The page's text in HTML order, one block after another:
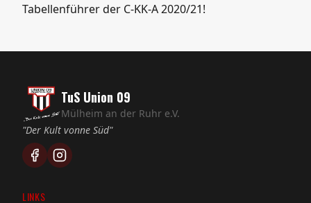
Tabellenführer der C-KK-A 2020/21!
TuS Union 09
Mülheim an der Ruhr e.V.
"Der Kult vonne Süd"
LINKS